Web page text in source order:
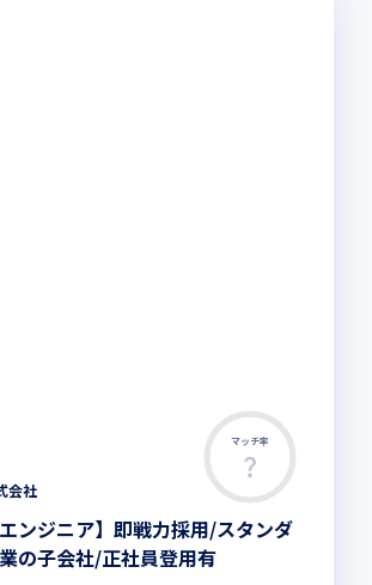
マッチ率
会社
エンジニア】即戦力採用/スタンダ
の子会社/正社員登用有